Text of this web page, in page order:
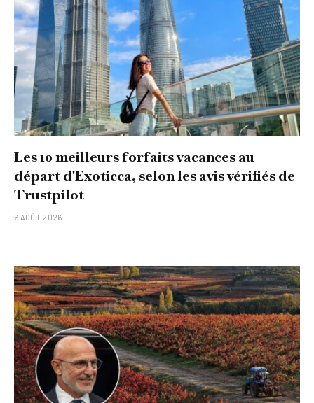
Les 10 meilleurs forfaits vacances au
départ d'Exoticca, selon les avis vérifiés de
Trustpilot
6 AOÛT 2026